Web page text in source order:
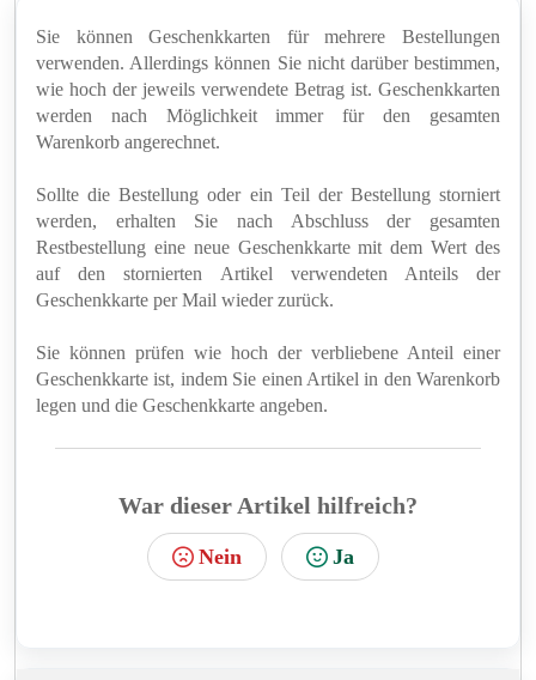
Sie können Geschenkkarten für mehrere Bestellungen
verwenden. Allerdings können Sie nicht darüber bestimmen,
wie hoch der jeweils verwendete Betrag ist. Geschenkkarten
werden nach Möglichkeit immer für den gesamten
Warenkorb angerechnet.
Sollte die Bestellung oder ein Teil der Bestellung storniert
werden, erhalten Sie nach Abschluss der gesamten
Restbestellung eine neue Geschenkkarte mit dem Wert des
auf den stornierten Artikel verwendeten Anteils der
Geschenkkarte per Mail wieder zurück.
Sie können prüfen wie hoch der verbliebene Anteil einer
Geschenkkarte ist, indem Sie einen Artikel in den Warenkorb
legen und die Geschenkkarte angeben.
War dieser Artikel hilfreich?
Nein Ja